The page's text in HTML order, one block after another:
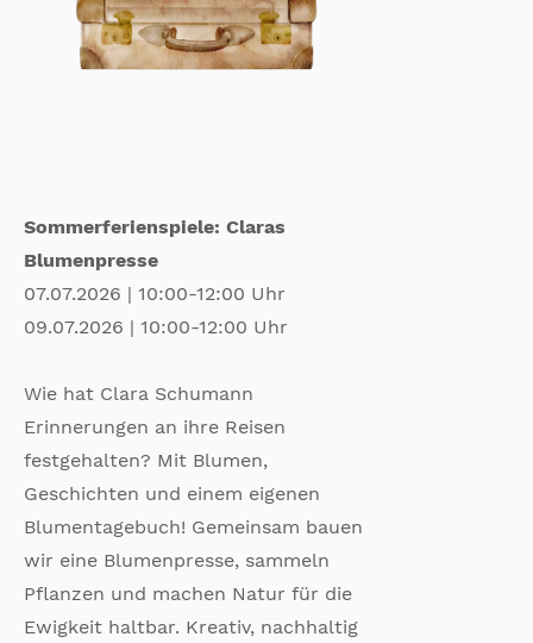
Sommerferienspiele: Claras
Blumenpresse
07.07.2026 | 10:00-12:00 Uhr
09.07.2026 | 10:00-12:00 Uhr
Wie hat Clara Schumann
Erinnerungen an ihre Reisen
festgehalten? Mit Blumen,
Geschichten und einem eigenen
Blumentagebuch! Gemeinsam bauen
wir eine Blumenpresse, sammeln
Pflanzen und machen Natur für die
Ewigkeit haltbar. Kreativ, nachhaltig